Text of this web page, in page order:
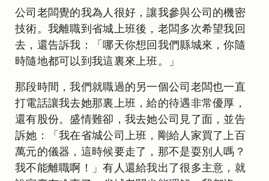
公司老闆覺的我為人很好，讓我參與公司的機密
技術。我離職到省城上班後，老闆多次希望我回
去，還告訴我：「哪天你想回我們縣城來，你隨
時隨地都可以到我這裏來上班。」
那段時間，我們就職過的另一個公司老闆也一直
打電話讓我去她那裏上班，給的待遇非常優厚，
還有股份。盛情難卻，我去她公司見了面，並告
訴她：「我在省城公司上班，剛給人家買了上百
萬元的儀器，這時候要走了，那不是耍別人嗎？
我不能離職啊！」有人還給我出了很多主意，就